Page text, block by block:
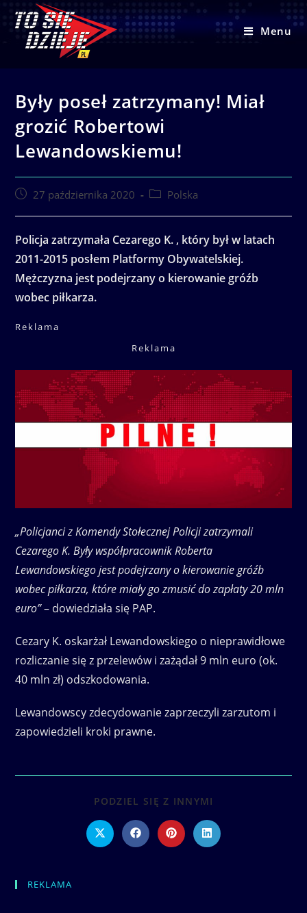
content
Menu
Były poseł zatrzymany! Miał
grozić Robertowi
Lewandowskiemu!
Post27 października 2020
PostPolska
Policja zatrzymała Cezarego K. , który był w latach
2011-2015 posłem Platformy Obywatelskiej.
Mężczyzna jest podejrzany o kierowanie gróźb
wobec piłkarza.
Reklama
Reklama
„Policjanci z Komendy Stołecznej Policji zatrzymali
Cezarego K. Były współpracownik Roberta
Lewandowskiego jest podejrzany o kierowanie gróźb
wobec piłkarza, które miały go zmusić do zapłaty 20 mln
euro”– dowiedziała się PAP.
Cezary K. oskarżał Lewandowskiego o nieprawidłowe
rozliczanie się z przelewów i zażądał 9 mln euro (ok.
40 mln zł) odszkodowania.
Lewandowscy zdecydowanie zaprzeczyli zarzutom i
zapowiedzieli kroki prawne.
PODZIEL SIĘ Z INNYMI
CONTENT
Opens
in
Opens
in
Opens
in
Opens
in
REKLAMA